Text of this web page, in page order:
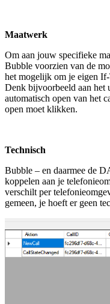
Maatwerk
Om aan jouw specifieke
Bubble voorzien van de
het mogelijk om je eigen
Denk bijvoorbeeld aan het
automatisch open van het
open moet klikken.
Technisch
Bubble – en daarmee de
koppelen aan je
verschilt per
gemeen, je hoeft er geen